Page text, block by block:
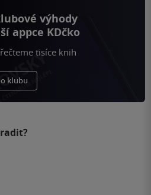
výhody
appce KDčko
tisíce knih
klubu